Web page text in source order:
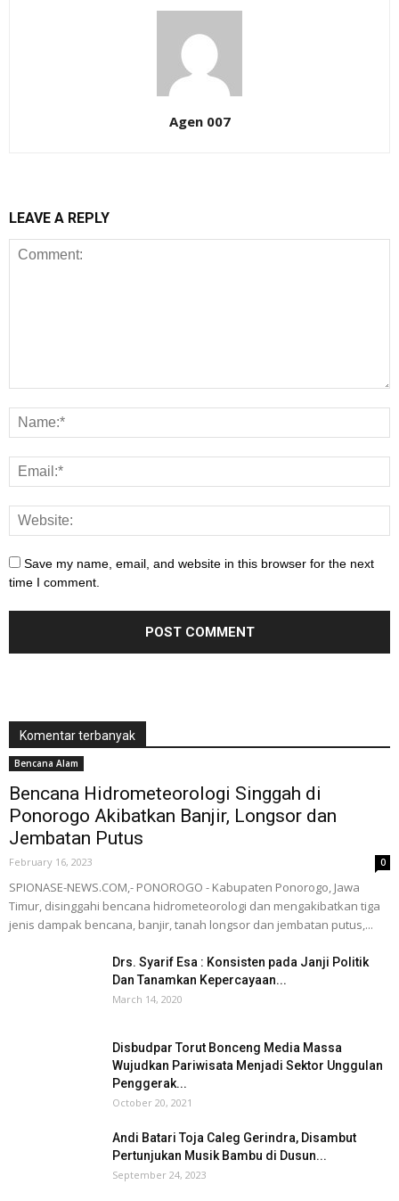
Agen 007
LEAVE A REPLY
Save my name, email, and website in this browser for the next
time I comment.
Komentar terbanyak
Bencana Alam
Bencana Hidrometeorologi Singgah di
Ponorogo Akibatkan Banjir, Longsor dan
Jembatan Putus
February 16, 2023 0
SPIONASE-NEWS.COM,- PONOROGO - Kabupaten Ponorogo, Jawa
Timur, disinggahi bencana hidrometeorologi dan mengakibatkan tiga
jenis dampak bencana, banjir, tanah longsor dan jembatan putus,...
Drs. Syarif Esa : Konsisten pada Janji Politik
Dan Tanamkan Kepercayaan...
March 14, 2020
Disbudpar Torut Bonceng Media Massa
Wujudkan Pariwisata Menjadi Sektor Unggulan
Penggerak...
October 20, 2021
Andi Batari Toja Caleg Gerindra, Disambut
Pertunjukan Musik Bambu di Dusun...
September 24, 2023